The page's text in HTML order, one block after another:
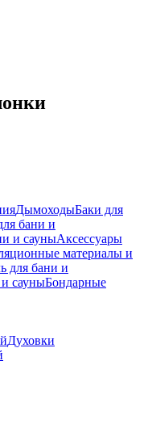
ДымоходыБаки для
бани и
и сауныАксессуары
материалы и
для бани и
и сауныБондарные
Духовки